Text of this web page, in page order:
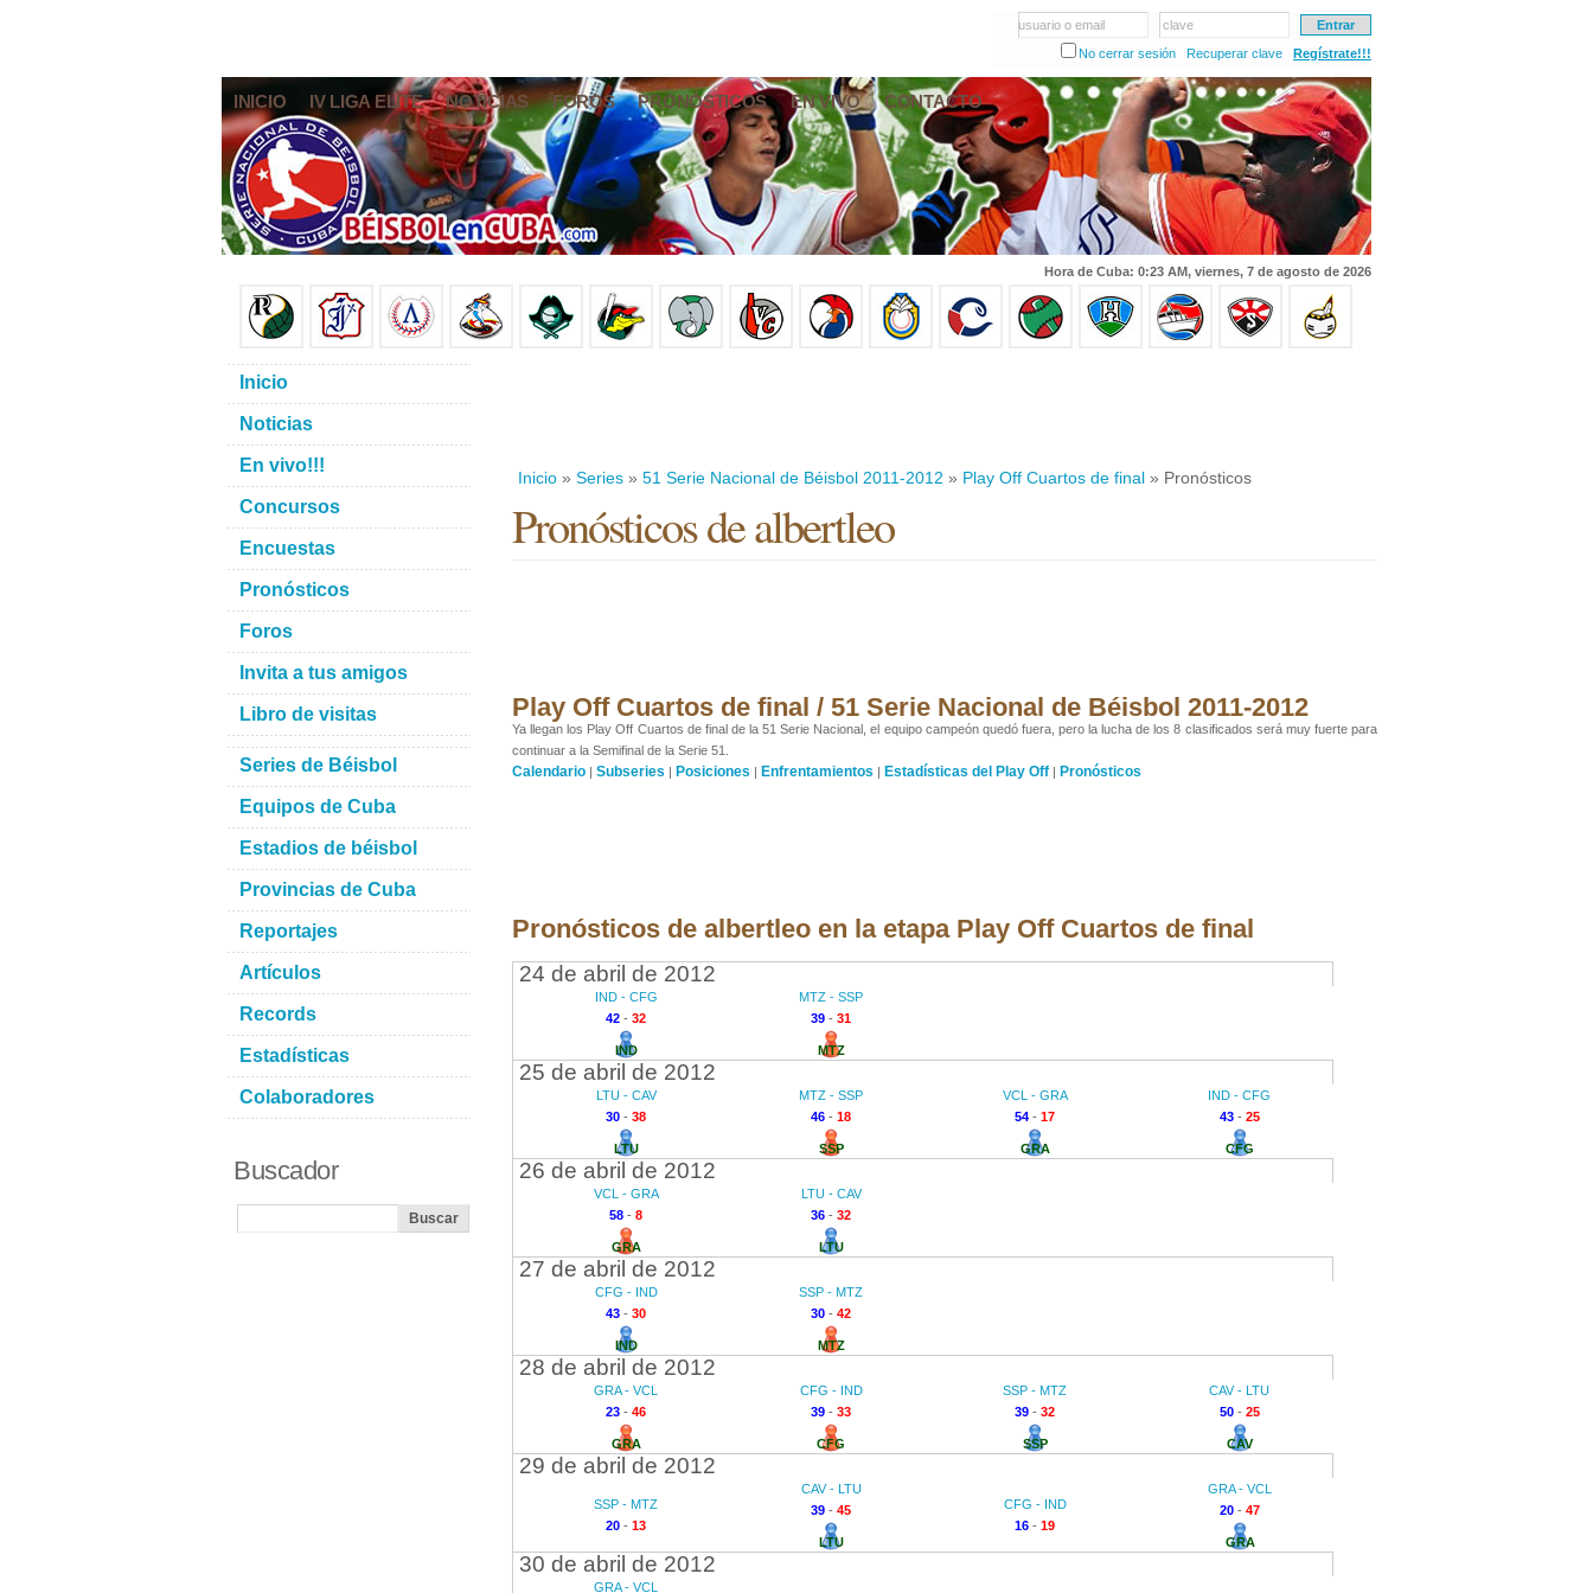
usuario o email
clave
No cerrar sesión
Recuperar clave Regístrate!!!
INICIO IV LIGA ELITE NOTICIAS FOROS PRONÓSTICOS EN VIVO CONTACTO
Hora de Cuba: 0:23 AM, viernes, 7 de agosto de 2026
Inicio » Series » 51 Serie Nacional de Béisbol 2011-2012 » Play Off Cuartos de final » Pronósticos
Pronósticos de albertleo
Play Off Cuartos de final / 51 Serie Nacional de Béisbol 2011-2012
Ya llegan los Play Off Cuartos de final de la 51 Serie Nacional, el equipo campeón quedó fuera, pero la lucha de los 8 clasificados será muy fuerte para
continuar a la Semifinal de la Serie 51.
Calendario | Subseries | Posiciones | Enfrentamientos | Estadísticas del Play Off | Pronósticos
Pronósticos de albertleo en la etapa Play Off Cuartos de final
24 de abril de 2012
IND - CFG
42 - 32
IND
MTZ - SSP
39 - 31
MTZ
25 de abril de 2012
LTU - CAV
30 - 38
LTU
MTZ - SSP
46 - 18
SSP
VCL - GRA
54 - 17
GRA
IND - CFG
43- 25
CFG
26 de abril de 2012
VCL - GRA
58 - 8
GRA
LTU - CAV
36 - 32
LTU
27 de abril de 2012
CFG - IND
43 - 30
IND
SSP - MTZ
30 - 42
MTZ
28 de abril de 2012
GRA - VCL
23 - 46
GRA
CFG - IND
39 - 33
CFG
SSP - MTZ
39 - 32
SSP
CAV - LTU
50- 25
CAV
29 de abril de 2012
SSP - MTZ
20 - 13
CAV - LTU
39 - 45
LTU
CFG - IND
16 - 19
GRA - VCL
20- 47
GRA
30 de abril de 2012
GRA - VCL
Inicio
Noticias
En vivo!!!
Concursos
Encuestas
Pronósticos
Foros
Invita a tus amigos
Libro de visitas
Series de Béisbol
Equipos de Cuba
Estadios de béisbol
Provincias de Cuba
Reportajes
Artículos
Records
Estadísticas
Colaboradores
Buscador